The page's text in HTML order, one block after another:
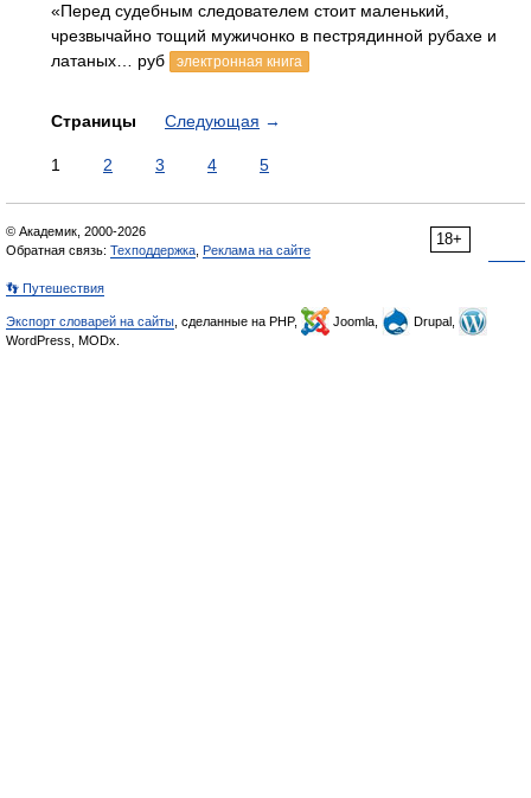
«Перед судебным следователем стоит маленький,
чрезвычайно тощий мужичонко в пестрядинной рубахе и
латаных… руб
электронная книга
Страницы Следующая →
1 2 3 4 5
18+
© Академик, 2000-2026
Обратная связь: Техподдержка Реклама на сайте
👣 Путешествия
Экспорт словарей на сайты , сделанные на PHP, Joomla,
Drupal,
WordPress, MODx.